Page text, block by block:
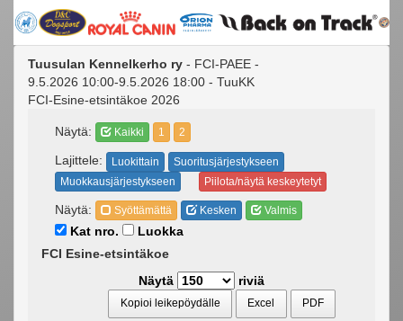
Tuusulan Kennelkerho ry - FCI-PAEE -
9.5.2026 10:00-9.5.2026 18:00 - TuuKK
FCI-Esine-etsintäkoe 2026
Näytä: Kaikki 1 2
Lajittele: Luokittain
Suoritusjärjestykseen
Muokkausjärjestykseen
Piilota/näytä keskeytetyt
Näytä: Syöttämättä Kesken Valmis
Kat nro.
Luokka
FCI Esine-etsintäkoe
Näytä
riviä
Kopioi leikepöydälle Excel PDF